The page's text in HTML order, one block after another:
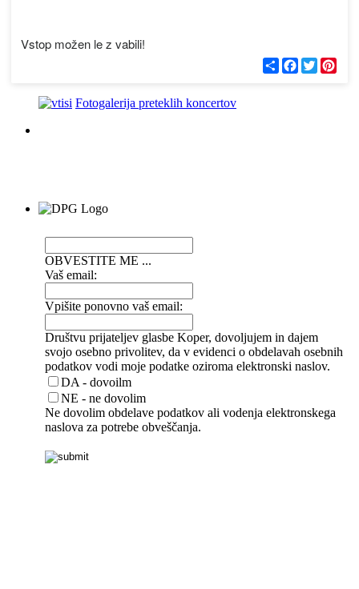
Vstop možen le z vabili!
С
п
F
a
T
w
Fotogalerija preteklih koncertov